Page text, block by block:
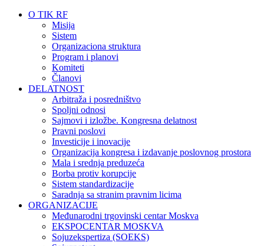
O TIK RF
Misija
Sistem
Organizaciona struktura
Program i planovi
Komiteti
Članovi
DELATNOST
Arbitraža i posredništvo
Spoljni odnosi
Sajmovi i izložbe. Kongresna delatnost
Pravni poslovi
Investicije i inovacije
Organizacija kongresa i izdavanje poslovnog prostora
Mala i srednja preduzeća
Borba protiv korupcije
Sistem standardizacije
Saradnja sa stranim pravnim licima
ORGANIZACIJE
Međunarodni trgovinski centar Moskva
EKSPOCENTAR MOSKVA
Sojuzekspertiza (SOEKS)